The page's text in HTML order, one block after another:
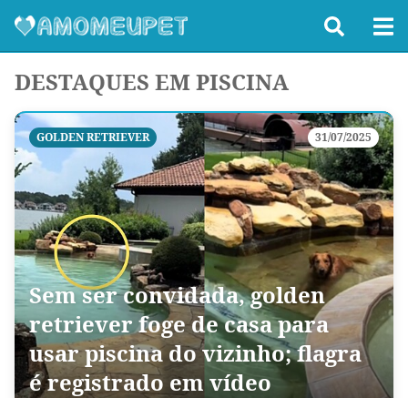
DESTAQUES EM PISCINA
GOLDEN RETRIEVER 31/07/2025
Sem ser convidada, golden
retriever foge de casa para
usar piscina do vizinho; flagra
é registrado em vídeo